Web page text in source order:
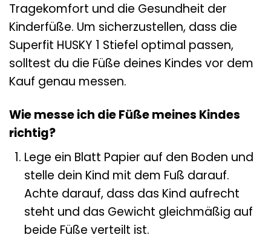
Tragekomfort und die Gesundheit der
Kinderfüße. Um sicherzustellen, dass die
Superfit HUSKY 1 Stiefel optimal passen,
solltest du die Füße deines Kindes vor dem
Kauf genau messen.
Wie messe ich die Füße meines Kindes
richtig?
Lege ein Blatt Papier auf den Boden und
stelle dein Kind mit dem Fuß darauf.
Achte darauf, dass das Kind aufrecht
steht und das Gewicht gleichmäßig auf
beide Füße verteilt ist.